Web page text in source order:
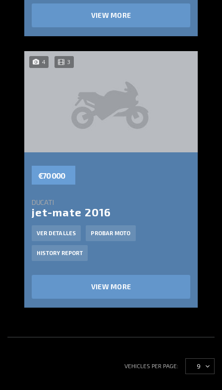
VIEW MORE
4 3
€70 000
DUCATI
jet-mate 2016
VER DETALLES PROBAR MOTO
HISTORY REPORT
VIEW MORE
VEHICLES PER PAGE: 9